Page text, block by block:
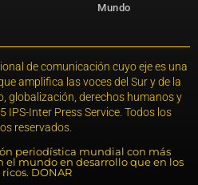
Mundo
de comunicación cuyo eje es una
amplifica las voces del Sur y de la
globalización, derechos humanos y
Inter Press Service. Todos los
reservados.
periodística mundial con más
el mundo en desarrollo que en los
ricos. DONAR